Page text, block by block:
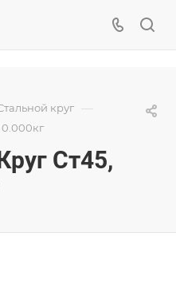
круг —
0.000кг
Ст45,